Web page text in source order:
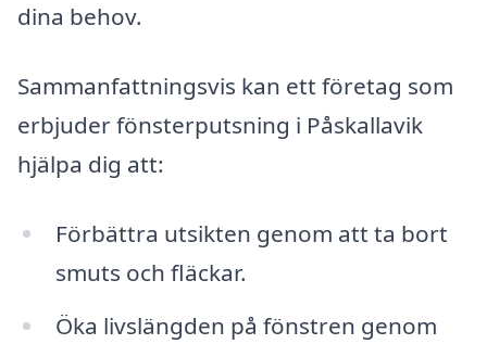
dina behov.
Sammanfattningsvis kan ett företag som
erbjuder fönsterputsning i Påskallavik
hjälpa dig att:
Förbättra utsikten genom att ta bort
smuts och fläckar.
Öka livslängden på fönstren genom